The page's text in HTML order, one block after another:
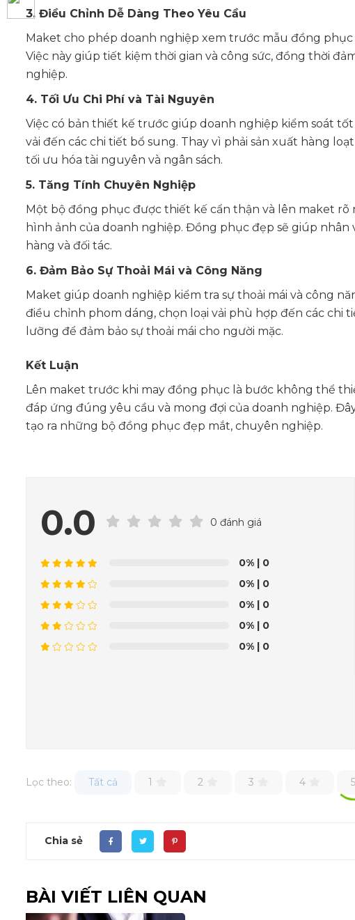
3. Điều Chỉnh Dễ Dàng Theo Yêu Cầu
Maket cho phép doanh nghiệp xem trước mẫu đồng
Việc này giúp tiết kiệm thời gian và công sức, đồng thời
nghiệp.
4. Tối Ưu Chi Phí và Tài Nguyên
Việc có bản thiết kế trước giúp doanh nghiệp kiểm soát
vải đến các chi tiết bổ sung. Thay vì phải sản xuất hàng
tối ưu hóa tài nguyên và ngân sách.
5. Tăng Tính Chuyên Nghiệp
Một bộ đồng phục được thiết kế cẩn thận và lên maket
hình ảnh của doanh nghiệp. Đồng phục đẹp sẽ giúp
hàng và đối tác.
6. Đảm Bảo Sự Thoải Mái và Công Năng
Maket giúp doanh nghiệp kiểm tra sự thoải mái và công
điều chỉnh phom dáng, chọn loại vải phù hợp đến các chi
lưỡng để đảm bảo sự thoải mái cho người mặc.
Kết Luận
Lên maket trước khi may đồng phục là bước không thể
đáp ứng đúng yêu cầu và mong đợi của doanh nghiệp.
tạo ra những bộ đồng phục đẹp mắt, chuyên nghiệp.
0.0 0 đánh giá
0% | 0
0% | 0
0% | 0
0% | 0
0% | 0
Lọc theo: Tất cả 1 2 3 4 5
Chia sẻ
BÀI VIẾT LIÊN QUAN